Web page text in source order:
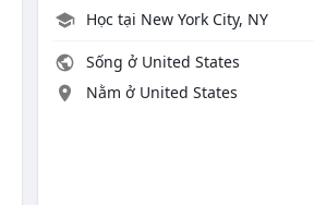
Học tại New York City, NY
Sống ở United States
Nằm ở United States